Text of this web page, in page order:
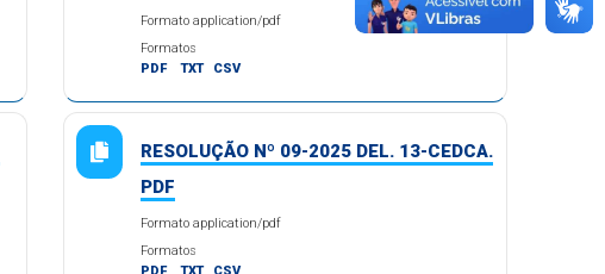
Formato application/pdf
Formatos
PDF
TXT CSV
RESOLUÇÃO Nº 09-2025 DEL. 13-CEDCA.
PDF
Formato application/pdf
Formatos